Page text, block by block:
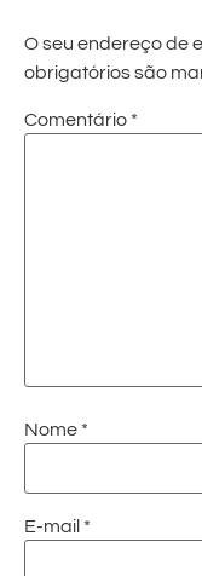
O seu endereço de
obrigatórios são
Comentário *
Nome *
E-mail *